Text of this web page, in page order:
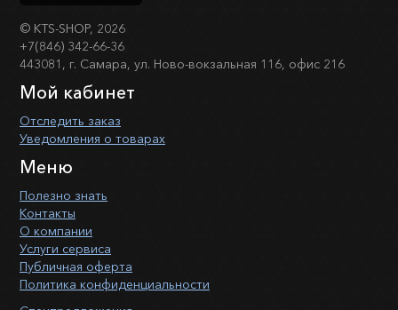
© KTS-SHOP, 2026
+7(846) 342-66-36
443081, г. Самара, ул. Ново-вокзальная 116, офис 216
Мой кабинет
Отследить заказ
Уведомления о товарах
Меню
Полезно знать
Контакты
О компании
Услуги сервиса
Публичная оферта
Политика конфиденциальности